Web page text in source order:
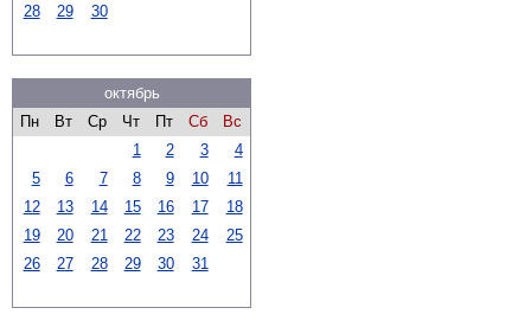
28
29 30
октябрь
Пн
Вт Ср Чт Пт Сб
Вс
1
2 3
4
5
6 7 8 9 10
11
12
13 14 15 16 17
18
19
20 21 22 23 24
25
26
27 28 29 30 31